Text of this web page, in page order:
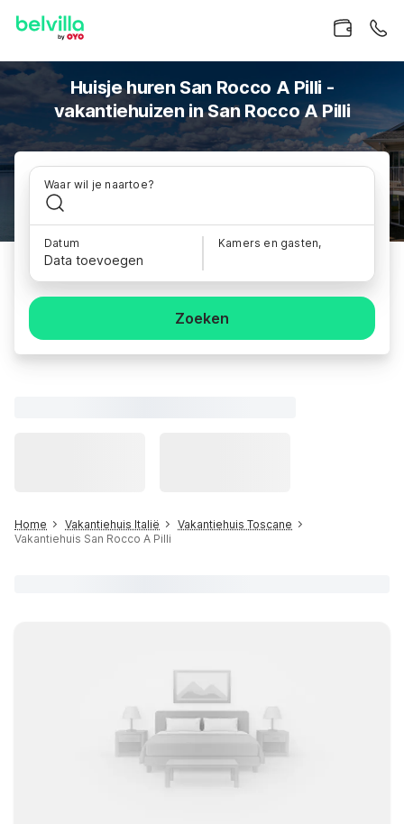
Huisje huren San Rocco A Pilli -
vakantiehuizen in San Rocco A Pilli
Waar wil je naartoe?
Datum
Data toevoegen
Kamers en gasten,
Zoeken
Home Vakantiehuis Italië
Vakantiehuis Toscane
Vakantiehuis San Rocco A Pilli